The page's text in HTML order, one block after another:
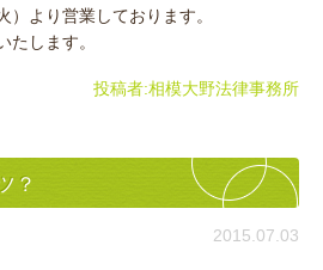
より営業しております。
たします。
投稿者:相模大野法律事務所
？
2015.07.03